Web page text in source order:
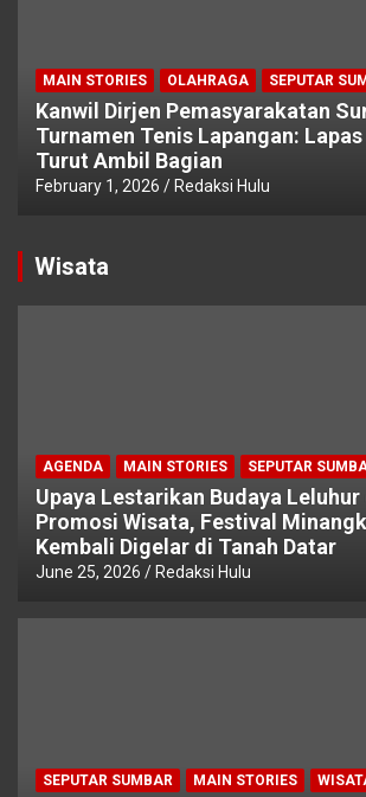
MAIN STORIES OLAHRAGA SEPUTAR
Kanwil Dirjen Pemasyarakatan
Turnamen Tenis Lapangan:
Turut Ambil Bagian
February 1, 2026 Redaksi Hulu
Wisata
AGENDA MAIN STORIES SEPUTAR
Upaya Lestarikan Budaya Leluhur
Promosi Wisata, Festival
Kembali Digelar di Tanah Datar
June 25, 2026 Redaksi Hulu
SEPUTAR SUMBAR MAIN STORIES